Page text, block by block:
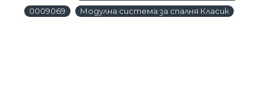
0009069
Модулна система за спалня Класик